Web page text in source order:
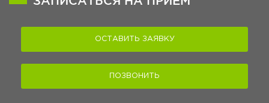
ОСТАВИТЬ ЗАЯВКУ
ПОЗВОНИТЬ